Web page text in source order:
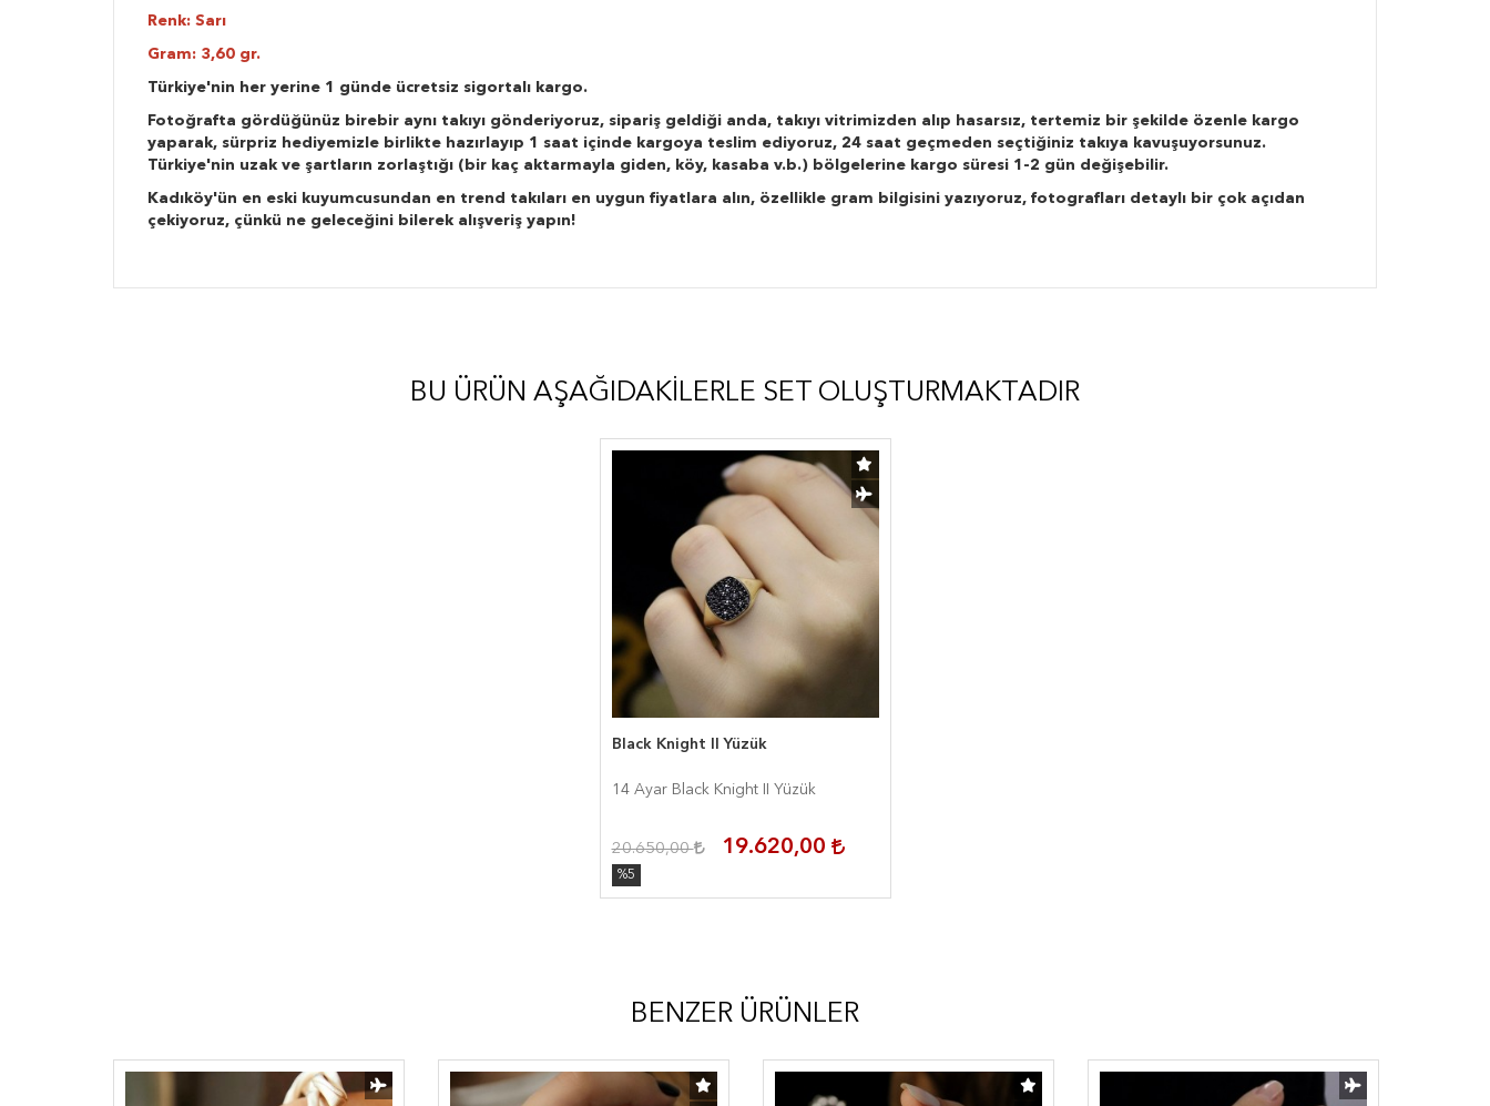
Renk: Sarı
Gram: 3,60 gr.
Türkiye'nin her yerine 1 günde ücretsiz sigortalı kargo.
Fotoğrafta gördüğünüz birebir aynı takıyı gönderiyoruz, sipariş geldiği anda, takıyı vitrimizden alıp hasarsız, tertemiz bir şekilde özenle kargo
yaparak, sürpriz hediyemizle birlikte hazırlayıp 1 saat içinde kargoya teslim ediyoruz, 24 saat geçmeden seçtiğiniz takıya kavuşuyorsunuz.
Türkiye'nin uzak ve şartların zorlaştığı (bir kaç aktarmayla giden, köy, kasaba v.b.) bölgelerine kargo süresi 1-2 gün değişebilir.
Kadıköy'ün en eski kuyumcusundan en trend takıları en uygun fiyatlara alın, özellikle gram bilgisini yazıyoruz, fotografları detaylı bir çok açıdan
çekiyoruz, çünkü ne geleceğini bilerek alışveriş yapın!
BU ÜRÜN AŞAĞIDAKILERLE SET OLUŞTURMAKTADIR
Black Knight II Yüzük
14 Ayar Black Knight II Yüzük
20.650,00 19.620,00
%5
BENZER ÜRÜNLER